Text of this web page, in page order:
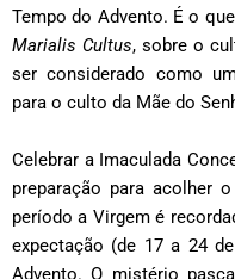
Tempo do Advento. É o
Marialis Cultus, sobre o
ser considerado como
para o culto da Mãe do
Celebrar a Imaculada
preparação para acolher
período a Virgem é
expectação (de 17 a 24
Advento. O mistério